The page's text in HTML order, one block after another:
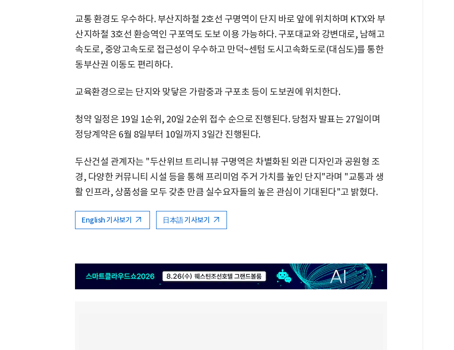
교통 환경도 우수하다. 부산지하철 2호선 구명역이 단지 바로 앞에 위치하며 KTX와 부
산지하철 3호선 환승역인 구포역도 도보 이용 가능하다. 구포대교와 강변대로, 남해고
속도로, 중앙고속도로 접근성이 우수하고 만덕~센텀 도시고속화도로(대심도)를 통한
동부산권 이동도 편리하다.
교육환경으로는 단지와 맞닿은 가람중과 구포초 등이 도보권에 위치한다.
청약 일정은 19일 1순위, 20일 2순위 접수 순으로 진행된다. 당첨자 발표는 27일이며
정당계약은 6월 8일부터 10일까지 3일간 진행된다.
두산건설 관계자는 "두산위브 트리니뷰 구명역은 차별화된 외관 디자인과 공원형 조
경, 다양한 커뮤니티 시설 등을 통해 프리미엄 주거 가치를 높인 단지"라며 "교통과 생
활 인프라, 상품성을 모두 갖춘 만큼 실수요자들의 높은 관심이 기대된다"고 밝혔다.
English 기사보기 日本語 기사보기